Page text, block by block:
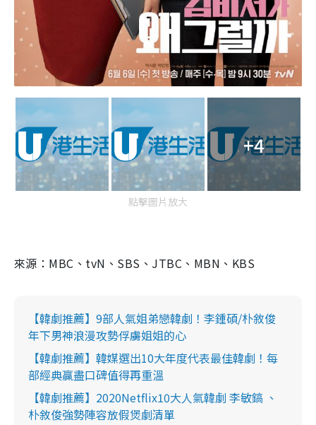
+4
點擊圖片放大
來源： MBC 、 tvN 、 SBS 、 JTBC 、 MBN 、 KBS
【韓劇推薦】9部人氣姐弟戀韓劇！李鍾碩/朴敘俊
年下男神浪漫攻勢俘虜姐姐的心
【韓劇推薦】韓媒選出10大年度代表最佳韓劇！每
部經典贏盡口碑值得再重溫
【韓劇推薦】2020Netflix10大人氣韓劇 李敏鎬 、
朴敘俊強勢陣容放假煲劇清單